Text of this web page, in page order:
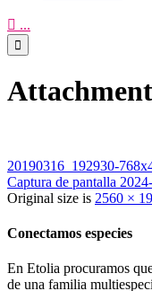
 ...

Attachment
20190316_192930-
Captura de pantalla
Original size is 2560 ×
Conectamos especies
En Etolia procuramos
de una familia